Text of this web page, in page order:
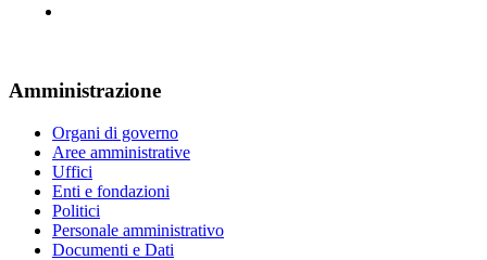
Amministrazione
Organi di governo
Aree amministrative
Uffici
Enti e fondazioni
Politici
Personale amministrativo
Documenti e Dati